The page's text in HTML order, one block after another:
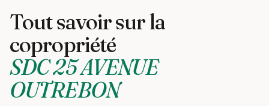
Tout savoir sur la
copropriété
SDC 25 AVENUE
OUTREBON